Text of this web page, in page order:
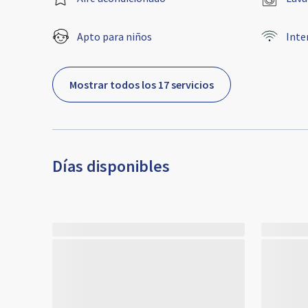
Apto para niños
Mostrar todos los 17 servicios
Días disponibles